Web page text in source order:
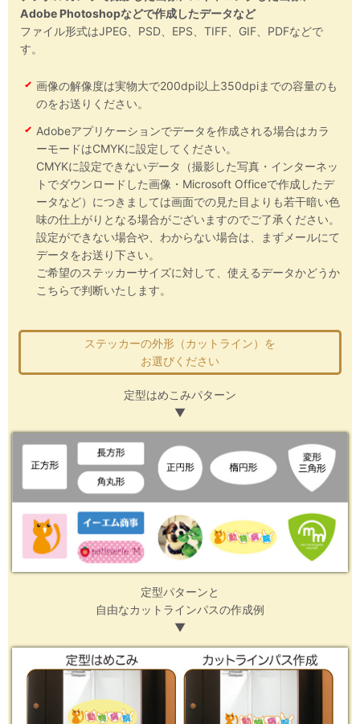
Adobe Photoshopなどで作成したデータなど
ファイル形式はJPEG、PSD、EPS、TIFF、GIF、PDFなどで
す。
画像の解像度は実物大で200dpi以上350dpiまでの容量のも
のをお送りください。
Adobeアプリケーションでデータを作成される場合はカラ
ーモードはCMYKに設定してください。
CMYKに設定できないデータ（撮影した写真・インターネッ
トでダウンロードした画像・Microsoft Officeで作成したデ
ータなど）につきましては画面での見た目よりも若干暗い色
味の仕上がりとなる場合がございますのでご了承ください。
設定ができない場合や、わからない場合は、まずメールにて
データをお送り下さい。
ご希望のステッカーサイズに対して、使えるデータかどうか
こちらで判断いたします。
ステッカーの外形（カットライン）を
お選びください
定型はめこみパターン
▼
定型パターンと
自由なカットラインパスの作成例
▼